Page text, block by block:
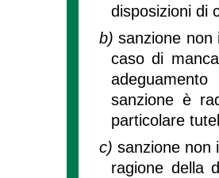
disposizioni di
b)sanzione non
caso di
sanzione è
particolare
c) sanzione non
ragione della